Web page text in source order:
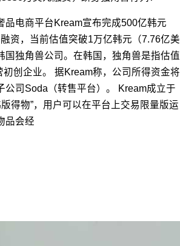
品电商平台Kream宣布完成500亿韩元
融资，当前估值突破1万亿韩元（7.76亿美
国独角兽公司。在韩国，独角兽是指估值
初创企业。 据Kream称，公司所得资金将
公司Soda（转售平台）。 Kream成立于
得物”，用户可以在平台上交易限量版运
品会经